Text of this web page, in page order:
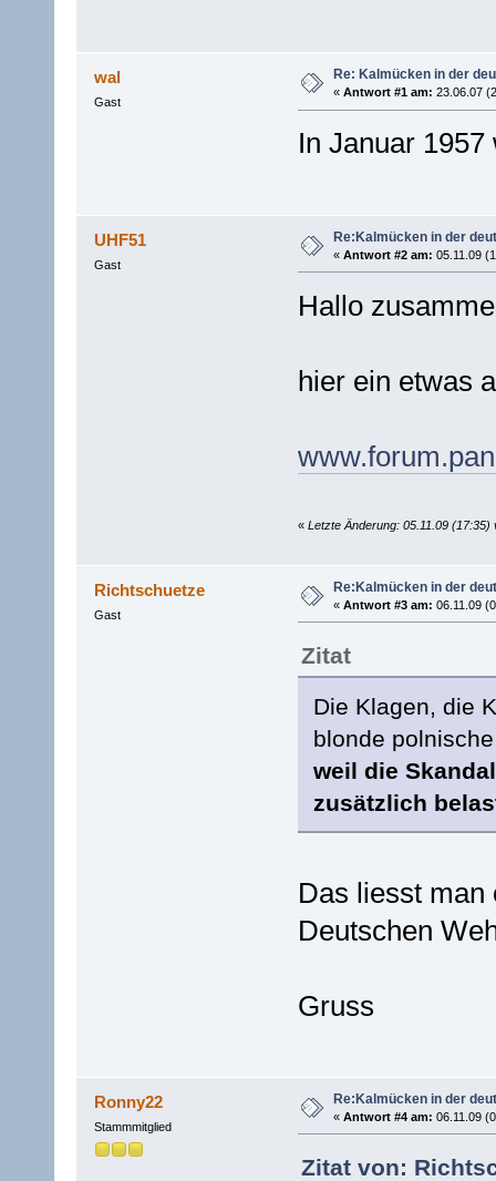
wal
Gast
Re: Kalmücken in der
« Antwort #1 am: 23.06.07
In Januar
UHF51
Gast
Re:Kalmücken in der
« Antwort #2 am: 05.11.09
Hallo
hier ein etwas
« Letzte Änderung: 05.11.09 (17:35)
Richtschuetze
Gast
Re:Kalmücken in der
« Antwort #3 am: 06.11.09
Zitat
Die Klagen, die
blonde
weil die
zusätzlich
Das liesst man
Deutschen
Gruss
Ronny22
Stammmitglied
Re:Kalmücken in der
« Antwort #4 am: 06.11.09
Zitat von: